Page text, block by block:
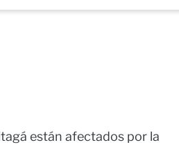
están afectados por la